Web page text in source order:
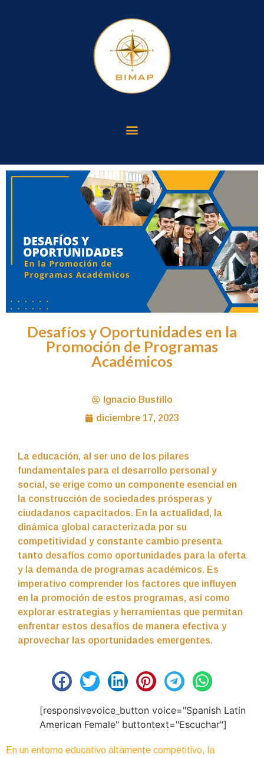
Desafíos y Oportunidades en la
Promoción de Programas
Académicos
Ignacio Bustillo
diciembre 17, 2023
La educación, al ser uno de los pilares
fundamentales para el desarrollo personal y
social, se erige como un componente esencial en
la construcción de sociedades prósperas y
ciudadanos capacitados. En la actualidad, la
dinámica global caracterizada por su
competitividad y constante cambio presenta
tanto desafíos como oportunidades para la oferta
y la demanda de programas académicos. Es
imperativo comprender los factores que influyen
en la promoción de estos programas, así como
explorar estrategias y herramientas que permitan
enfrentar estos desafíos de manera efectiva y
aprovechar las oportunidades emergentes.
[responsivevoice_button voice="Spanish Latin
American Female" buttontext="Escuchar"]
En un entorno educativo altamente competitivo, la